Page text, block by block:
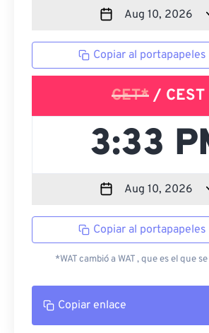
Copiar al portapapeles
CET* / CEST
Copiar al portapapeles
*WAT cambió a WAT , que es el que
Copiar enlace